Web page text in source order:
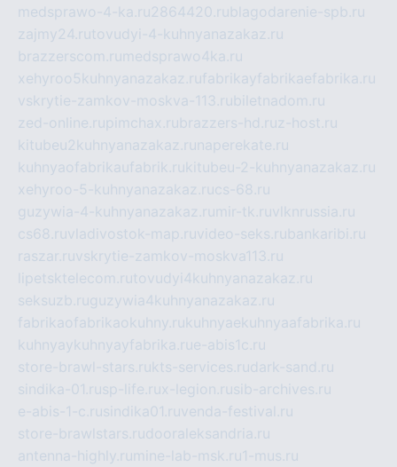
medsprawo-4-ka.ru2864420.rublagodarenie-spb.ru
zajmy24.rutovudyi-4-kuhnyanazakaz.ru
brazzerscom.ru medsprawo4ka.ru
xehyroo5kuhnyanazakaz.rufabrikayfabrikaefabrika.ru
vskrytie-zamkov-moskva-113.rubiletnadom.ru
zed-online.rupimchax.rubrazzers-hd.ruz-host.ru
kitubeu2kuhnyanazakaz.ru naperekate.ru
kuhnyaofabrikaufabrik.rukitubeu-2-kuhnyanazakaz.ru
xehyroo-5-kuhnyanazakaz.rucs-68.ru
guzywia-4-kuhnyanazakaz.ru mir-tk.ruvlknrussia.ru
cs68.ruvladivostok-map.ruvideo-seks.rubankaribi.ru
raszar.ruvskrytie-zamkov-moskva113.ru
lipetsktelecom.rutovudyi4kuhnyanazakaz.ru
seksuzb.ruguzywia4kuhnyanazakaz.ru
fabrikaofabrikaokuhny.rukuhnyaekuhnyaafabrika.ru
kuhnyaykuhnyayfabrika.rue-abis1c.ru
store-brawl-stars.rukts-services.rudark-sand.ru
sindika-01.rusp-life.rux-legion.rusib-archives.ru
e-abis-1-c.rusindika01.ruvenda-festival.ru
store-brawlstars.rudooraleksandria.ru
antenna-highly.ru mine-lab-msk.ru1-mus.ru